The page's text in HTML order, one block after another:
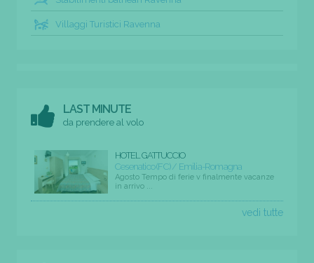
Villaggi Turistici Ravenna
LAST MINUTE
da prendere al volo
HOTEL GATTUCCIO
Cesenatico (FC) / Emilia-Romagna
Agosto Tempo di ferie v finalmente vacanze
in arrivo ...
vedi tutte